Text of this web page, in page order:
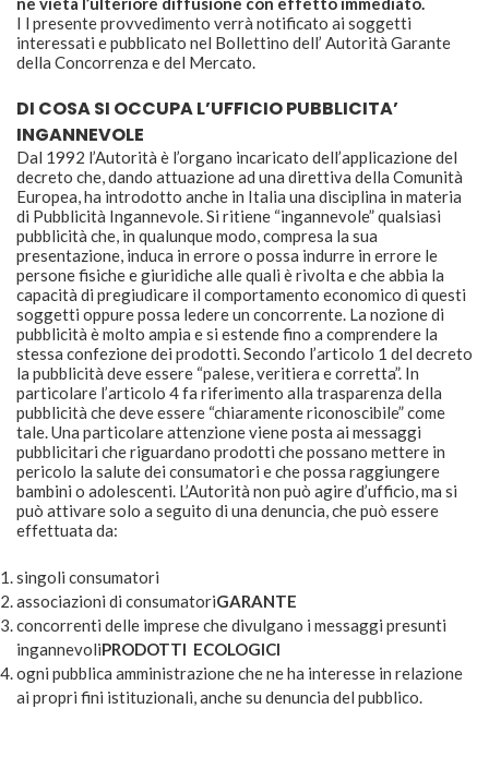
I l presente provvedimento verrà notificato ai soggetti
interessati e pubblicato nel Bollettino dell’ Autorità Garante
della Concorrenza e del Mercato.
DI COSA SI OCCUPA L’UFFICIO PUBBLICITA’
INGANNEVOLE
Dal 1992 l’Autorità è l’organo incaricato dell’applicazione del
decreto che, dando attuazione ad una direttiva della Comunità
Europea, ha introdotto anche in Italia una disciplina in materia
di Pubblicità Ingannevole. Si ritiene “ingannevole” qualsiasi
pubblicità che, in qualunque modo, compresa la sua
presentazione, induca in errore o possa indurre in errore le
persone fisiche e giuridiche alle quali è rivolta e che abbia la
capacità di pregiudicare il comportamento economico di questi
soggetti oppure possa ledere un concorrente. La nozione di
pubblicità è molto ampia e si estende fino a comprendere la
stessa confezione dei prodotti. Secondo l’articolo 1 del decreto
la pubblicità deve essere “palese, veritiera e corretta”. In
particolare l’articolo 4 fa riferimento alla trasparenza della
pubblicità che deve essere “chiaramente riconoscibile” come
tale. Una particolare attenzione viene posta ai messaggi
pubblicitari che riguardano prodotti che possano mettere in
pericolo la salute dei consumatori e che possa raggiungere
bambini o adolescenti. L’Autorità non può agire d’ufficio, ma si
può attivare solo a seguito di una denuncia, che può essere
effettuata da:
singoli consumatori
associazioni di consumatoriGARANTE
concorrenti delle imprese che divulgano i messaggi presunti
ingannevoliPRODOTTI ECOLOGICI
ogni pubblica amministrazione che ne ha interesse in relazione
ai propri fini istituzionali, anche su denuncia del pubblico.